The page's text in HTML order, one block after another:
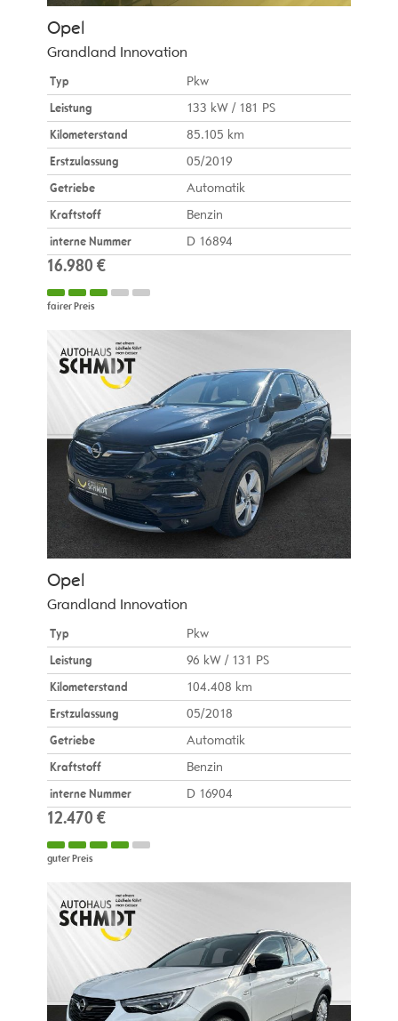
Opel
Grandland Innovation
Typ
Pkw
Leistung
133 kW / 181 PS
Kilometerstand
85.105 km
Erstzulassung
05/2019
Getriebe
Automatik
Kraftstoff
Benzin
interne Nummer
D 16894
16.980 €
fairer Preis
Opel
Grandland Innovation
Typ
Pkw
Leistung
96 kW / 131 PS
Kilometerstand
104.408 km
Erstzulassung
05/2018
Getriebe
Automatik
Kraftstoff
Benzin
interne Nummer
D 16904
12.470 €
guter Preis